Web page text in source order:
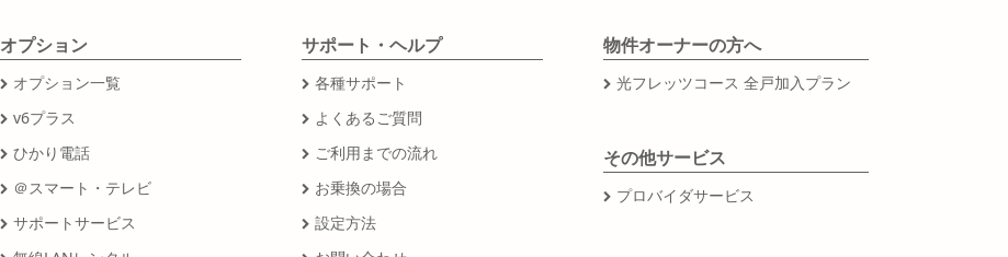
オプション
オプション一覧
v6プラス
ひかり電話
＠スマート・テレビ
サポートサービス
サポート・ヘルプ
各種サポート
よくあるご質問
ご利用までの流れ
お乗換の場合
設定方法
物件オーナーの方へ
光フレッツコース 全戸加入プラン
その他サービス
プロバイダサービス